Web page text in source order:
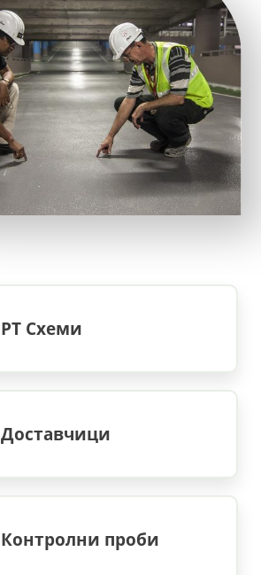
PT Схеми
Доставчици
Контролни проби